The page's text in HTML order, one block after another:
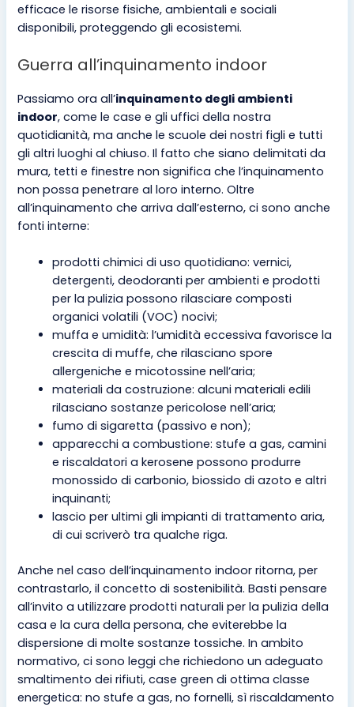
efficace le risorse fisiche, ambientali e sociali
disponibili, proteggendo gli ecosistemi.
Guerra all’inquinamento indoor
Passiamo ora all’inquinamento degli ambienti
indoor, come le case e gli uffici della nostra
quotidianità, ma anche le scuole dei nostri figli e tutti
gli altri luoghi al chiuso. Il fatto che siano delimitati da
mura, tetti e finestre non significa che l’inquinamento
non possa penetrare al loro interno. Oltre
all’inquinamento che arriva dall’esterno, ci sono anche
fonti interne:
prodotti chimici di uso quotidiano: vernici,
detergenti, deodoranti per ambienti e prodotti
per la pulizia possono rilasciare composti
organici volatili (VOC) nocivi;
muffa e umidità: l’umidità eccessiva favorisce la
crescita di muffe, che rilasciano spore
allergeniche e micotossine nell’aria;
materiali da costruzione: alcuni materiali edili
rilasciano sostanze pericolose nell’aria;
fumo di sigaretta (passivo e non);
apparecchi a combustione: stufe a gas, camini
e riscaldatori a kerosene possono produrre
monossido di carbonio, biossido di azoto e altri
inquinanti;
lascio per ultimi gli impianti di trattamento aria,
di cui scriverò tra qualche riga.
Anche nel caso dell’inquinamento indoor ritorna, per
contrastarlo, il concetto di sostenibilità. Basti pensare
all’invito a utilizzare prodotti naturali per la pulizia della
casa e la cura della persona, che eviterebbe la
dispersione di molte sostanze tossiche. In ambito
normativo, ci sono leggi che richiedono un adeguato
smaltimento dei rifiuti, case green di ottima classe
energetica: no stufe a gas, no fornelli, sì riscaldamento